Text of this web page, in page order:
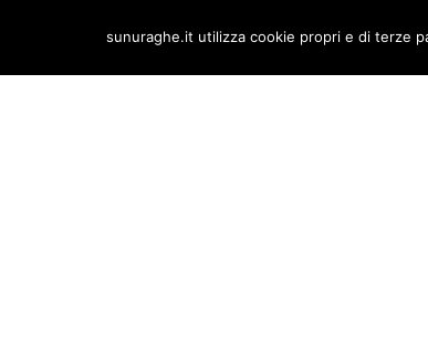
content
sunuraghe.it utilizza cookie propri e di terze